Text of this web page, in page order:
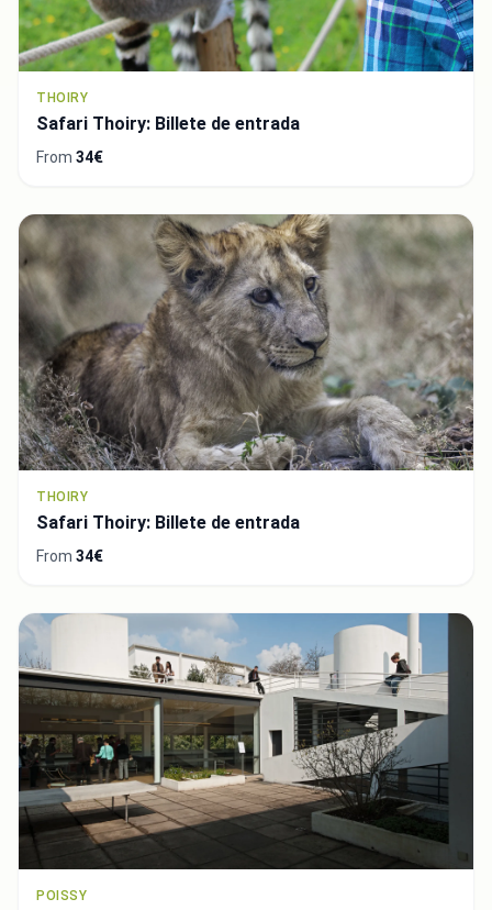
THOIRY
Safari Thoiry: Billete de entrada
From 34€
THOIRY
Safari Thoiry: Billete de entrada
From 34€
POISSY